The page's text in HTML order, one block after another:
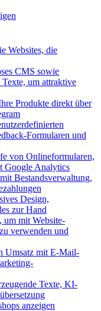
Websites, die
CMS sowie
um attraktive
Produkte direkt über
Formularen und
von Onlineformularen,
Google Analytics
Bestandsverwaltung,
Design,
zur Hand
um mit Website-
verwenden und
Umsatz mit E-Mail-
Texte, KI-
anzeigen